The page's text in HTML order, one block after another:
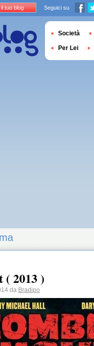
2013 )
da Bradipo
tuo blog Seguici su
Società
Per Lei